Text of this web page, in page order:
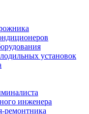
установок
инженера
ремонтника